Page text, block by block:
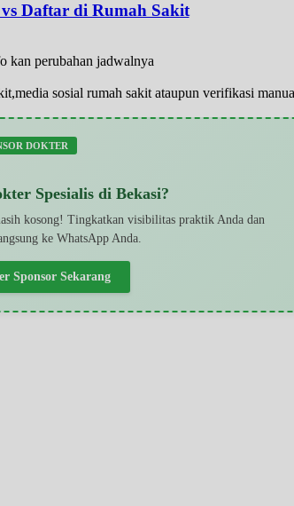
Daftar di Rumah Sakit
kan perubahan jadwalnya
sosial rumah sakit ataupun verifikasi
DOKTER
Spesialis di Bekasi?
kosong! Tingkatkan visibilitas praktik Anda dan
ke WhatsApp Anda.
Sponsor Sekarang